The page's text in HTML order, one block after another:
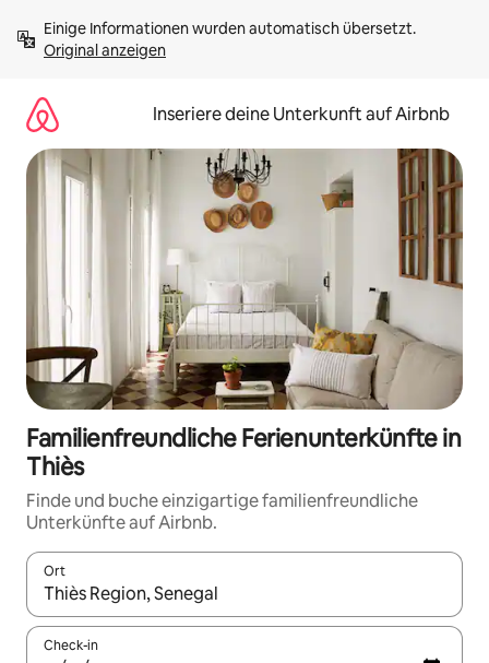
Inhalten
springenOriginal anzeigen
Inseriere deine Unterkunft auf Airbnb
Familienfreundliche Ferienunterkünfte in
Thiès
Finde und buche einzigartige familienfreundliche
Unterkünfte auf Airbnb.
Ort
Wenn Ergebnisse verfügbar sind, navigiere mit den
Check-in